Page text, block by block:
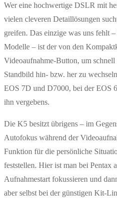
Wer eine hochwertige DSLR mit
vielen cleveren Detaillösungen
greifen. Das einzige was uns fehlt
Modelle – ist der von den
Videoaufnahme-Button, um
Standbild hin- bzw. her zu
EOS 7D und D7000, bei der EOS
ihn vergebens.
Die K5 besitzt übrigens – im
Autofokus während der
Funktion für die persönliche
feststellen. Hier ist man bei Pentax
Aufnahmestart fokussieren und
aber selbst bei der günstigen Kit-